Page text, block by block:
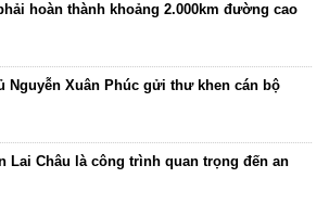
hoàn thành khoảng 2.000km đường cao
Nguyễn Xuân Phúc gửi thư khen cán bộ
Lai Châu là công trình quan trọng đến an